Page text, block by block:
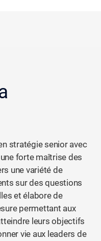
stratégie senior avec
forte maîtrise des
une variété de
sur des questions
et élabore de
permettant aux
leurs objectifs
vie aux leaders de